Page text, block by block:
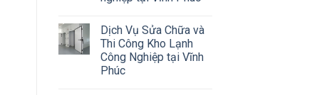
Dịch Vụ Sửa Chữa và
Thi Công Kho Lạnh
Công Nghiệp tại Vĩnh
Phúc